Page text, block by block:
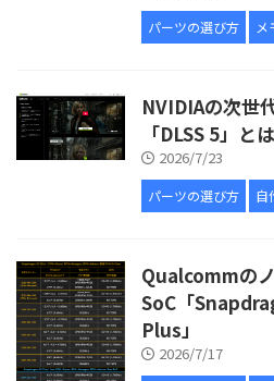
パーツの選び方
NVIDIAの次世
「DLSS 5」とは
2026/7/23
パーツの選び方 自
Qualcommの
SoC「
Plus」
2026/7/17